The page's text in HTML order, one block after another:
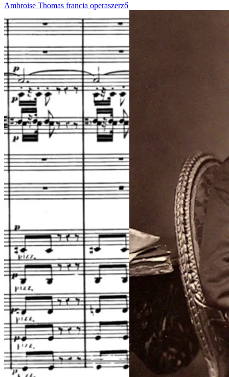
Ambroise Thomas francia operaszerző